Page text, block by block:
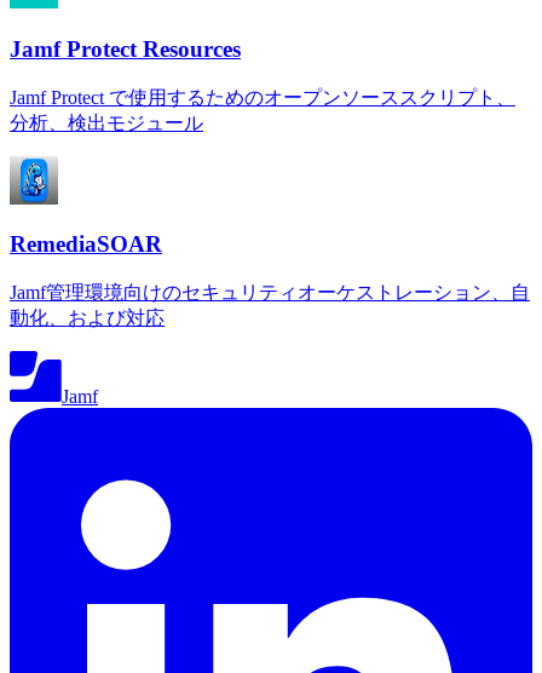
Jamf Protect Resources
Jamf Protect で使用するためのオープンソーススクリプト、
分析、検出モジュール
RemediaSOAR
Jamf管理環境向けのセキュリティオーケストレーション、自
動化、および対応
Jamf